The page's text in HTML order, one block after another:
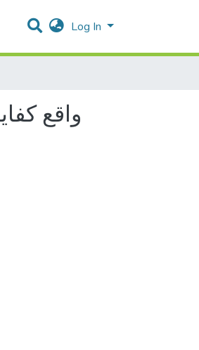
Log In
واقع